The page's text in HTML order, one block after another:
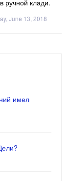
ручной клади.
June 13, 2018
имел